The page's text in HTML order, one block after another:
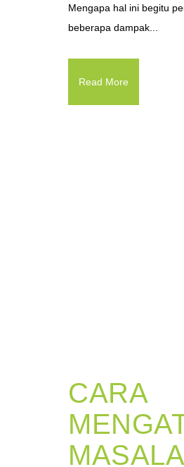
Mengapa hal ini begitu
beberapa dampak...
Read More
CARA